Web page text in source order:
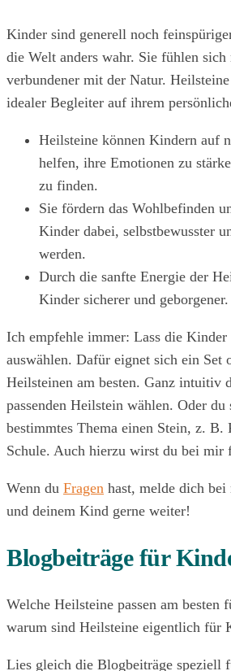
Kinder sind generell noch
die Welt anders wahr. Sie fühlen
verbundener mit der Natur.
idealer Begleiter auf ihrem
Heilsteine können Kindern auf
helfen, ihre Emotionen zu
zu finden.
Sie fördern das Wohlbefinden
Kinder dabei, selbstbewusster
werden.
Durch die sanfte Energie der
Kinder sicherer und geborgener.
Ich empfehle immer: Lass die
auswählen. Dafür eignet sich ein Set
Heilsteinen am besten. Ganz intuitiv
passenden Heilstein wählen. Oder
bestimmtes Thema einen Stein, z.
Schule. Auch hierzu wirst du bei mir
Wenn du Fragen hast, melde dich
und deinem Kind gerne weiter!
Blogbeiträge für
Welche Heilsteine passen am besten
warum sind Heilsteine eigentlich für
Lies gleich die Blogbeiträge speziell